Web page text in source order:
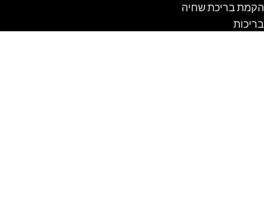
הקמת בריכת שחיה
בריכות